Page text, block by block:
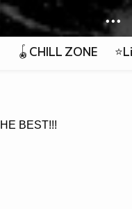
🪀CHILL ZONE
BEST!!!